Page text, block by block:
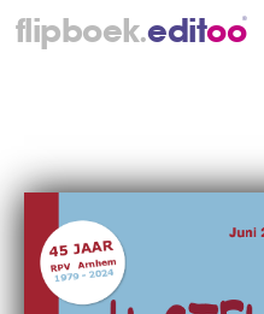
flipboek.editoo®